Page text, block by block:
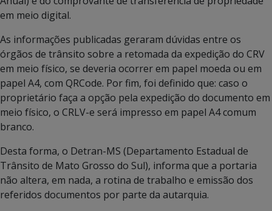
em meio digital.
As informações publicadas geraram dúvidas entre os
órgãos de trânsito sobre a retomada da expedição do CRV
em meio físico, se deveria ocorrer em papel moeda ou em
papel A4, com QRCode. Por fim, foi definido que: caso o
proprietário faça a opção pela expedição do documento em
meio físico, o CRLV-e será impresso em papel A4 comum
branco.
Desta forma, o Detran-MS (Departamento Estadual de
Trânsito de Mato Grosso do Sul), informa que a portaria
não altera, em nada, a rotina de trabalho e emissão dos
referidos documentos por parte da autarquia.